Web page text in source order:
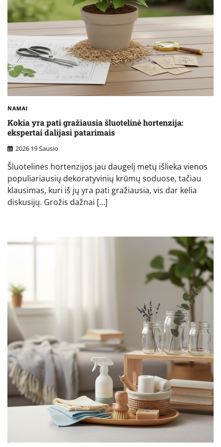
NAMAI
Kokia yra pati gražiausia šluotelinė hortenzija:
ekspertai dalijasi patarimais
2026 19 Sausio
Šluotelinės hortenzijos jau daugelį metų išlieka vienos
populiariausių dekoratyvinių krūmų soduose, tačiau
klausimas, kuri iš jų yra pati gražiausia, vis dar kelia
diskusijų. Grožis dažnai […]